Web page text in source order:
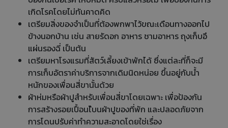
เกิดโรคโดยไม่ทันคาดคิด
เตรียมสิ่งของจำเป็นที่ต้องพกพาไว้ขณะเดือนทางออกไป
ข้างนอกบ้าน เช่น สายรัดอก อาหาร ชามอาหาร ถุงเก็บอึ
แผ่นรองฉี่ เป็นต้น
เตรียมหาโรงแรมที่สัตว์เลี้ยงเข้าพักได้ ซึ่งแต่ละที่ก็จะมี
การเก็บอัตราค่าบริการจากเดิมนิดหน่อย ขึ้นอยู่กับน้ำ
หนักของเพื่อนสี่ขานั้นด้วย
ผ้าห่มหรือผ้าปูสำหรับเพื่อนสี่ขาโดยเฉพาะ เพื่อป้องกัน
การสร้างรอยเปื้อนไ้บนผ้าปูของที่พัก และปลอดภัยจาก
การโดนปรับค่าทำความสะอาดโดยใช่เรื่อง